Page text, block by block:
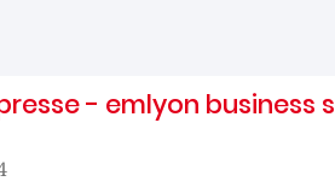
- emlyon business